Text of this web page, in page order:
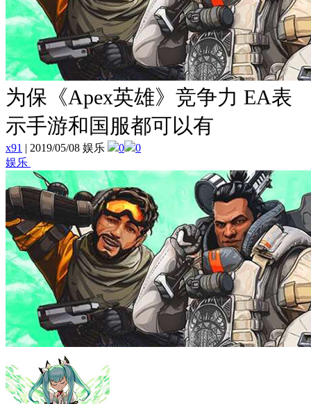
为保《Apex英雄》竞争力 EA表
示手游和国服都可以有
x91 | 2019/05/08 娱乐 0
0
娱乐